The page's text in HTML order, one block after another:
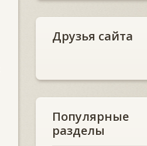
Друзья сайта
Популярные
разделы